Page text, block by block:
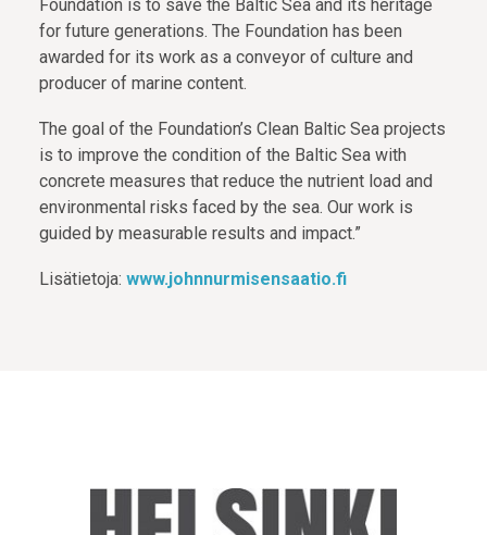
Foundation is to save the Baltic Sea and its heritage
for future generations. The Foundation has been
awarded for its work as a conveyor of culture and
producer of marine content.
The goal of the Foundation’s Clean Baltic Sea projects
is to improve the condition of the Baltic Sea with
concrete measures that reduce the nutrient load and
environmental risks faced by the sea. Our work is
guided by measurable results and impact.”
Lisätietoja: www.johnnurmisensaatio.fi